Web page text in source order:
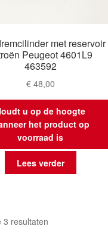
met reservoir
Peugeot 4601L9
463592
€48,00
u op de hoogte
het product op
voorraad is
Lees verder
3 resultatenGesorteerd